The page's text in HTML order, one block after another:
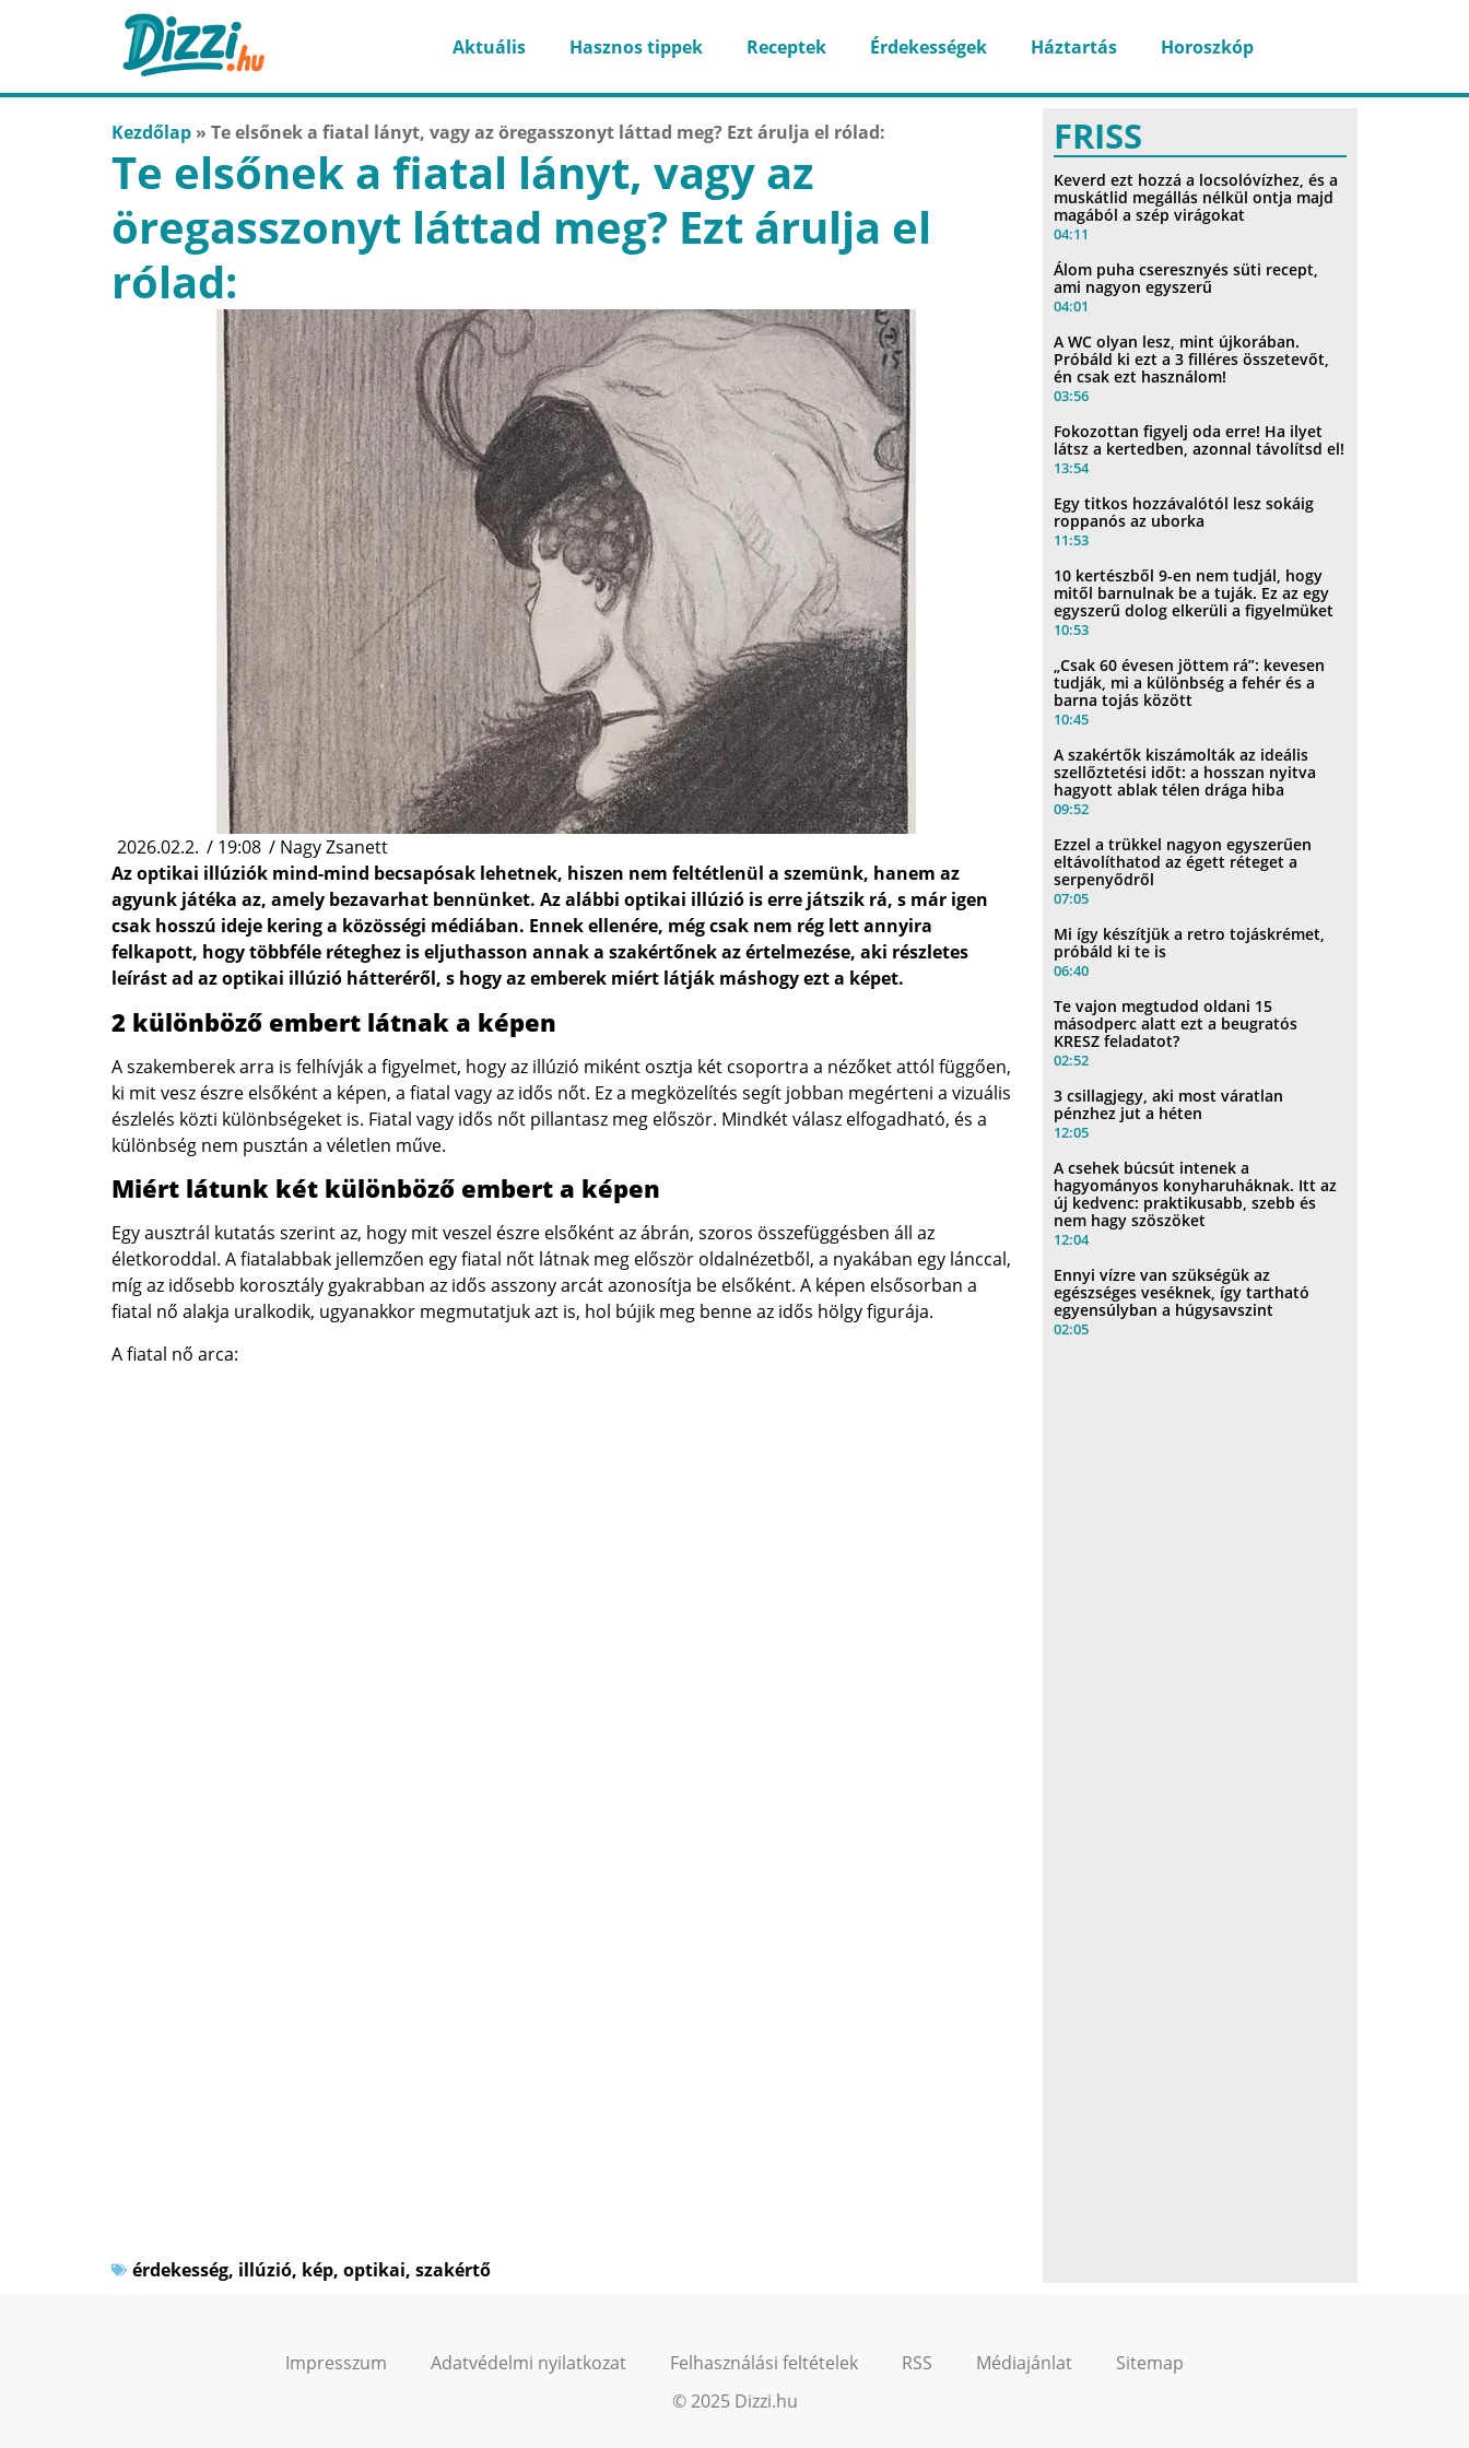
Aktuális Hasznos tippek Receptek Érdekességek Háztartás Horoszkóp
Kezdőlap » Te elsőnek a fiatal lányt, vagy az öregasszonyt láttad meg? Ezt árulja el rólad:
Te elsőnek a fiatal lányt, vagy az
öregasszonyt láttad meg? Ezt árulja el
rólad:
2026.02.2. / 19:08 / Nagy Zsanett
Az optikai illúziók mind-mind becsapósak lehetnek, hiszen nem feltétlenül a szemünk, hanem az
agyunk játéka az, amely bezavarhat bennünket. Az alábbi optikai illúzió is erre játszik rá, s már igen
csak hosszú ideje kering a közösségi médiában. Ennek ellenére, még csak nem rég lett annyira
felkapott, hogy többféle réteghez is eljuthasson annak a szakértőnek az értelmezése, aki részletes
leírást ad az optikai illúzió hátteréről, s hogy az emberek miért látják máshogy ezt a képet.
2 különböző embert látnak a képen
A szakemberek arra is felhívják a figyelmet, hogy az illúzió miként osztja két csoportra a nézőket attól függően,
ki mit vesz észre elsőként a képen, a fiatal vagy az idős nőt. Ez a megközelítés segít jobban megérteni a vizuális
észlelés közti különbségeket is. Fiatal vagy idős nőt pillantasz meg először. Mindkét válasz elfogadható, és a
különbség nem pusztán a véletlen műve.
Miért látunk két különböző embert a képen
Egy ausztrál kutatás szerint az, hogy mit veszel észre elsőként az ábrán, szoros összefüggésben áll az
életkoroddal. A fiatalabbak jellemzően egy fiatal nőt látnak meg először oldalnézetből, a nyakában egy lánccal,
míg az idősebb korosztály gyakrabban az idős asszony arcát azonosítja be elsőként. A képen elsősorban a
fiatal nő alakja uralkodik, ugyanakkor megmutatjuk azt is, hol bújik meg benne az idős hölgy figurája.
A fiatal nő arca:
érdekesség, illúzió, kép, optikai, szakértő
FRISS
Keverd ezt hozzá a locsolóvízhez, és a
muskátlid megállás nélkül ontja majd
magából a szép virágokat
04:11
Álom puha cseresznyés süti recept,
ami nagyon egyszerű
04:01
A WC olyan lesz, mint újkorában.
Próbáld ki ezt a 3 filléres összetevőt,
én csak ezt használom!
03:56
Fokozottan figyelj oda erre! Ha ilyet
látsz a kertedben, azonnal távolítsd el!
13:54
Egy titkos hozzávalótól lesz sokáig
roppanós az uborka
11:53
10 kertészből 9-en nem tudjál, hogy
mitől barnulnak be a tuják. Ez az egy
egyszerű dolog elkerüli a figyelmüket
10:53
„Csak 60 évesen jöttem rá”: kevesen
tudják, mi a különbség a fehér és a
barna tojás között
10:45
A szakértők kiszámolták az ideális
szellőztetési időt: a hosszan nyitva
hagyott ablak télen drága hiba
09:52
Ezzel a trükkel nagyon egyszerűen
eltávolíthatod az égett réteget a
serpenyődről
07:05
Mi így készítjük a retro tojáskrémet,
próbáld ki te is
06:40
Te vajon megtudod oldani 15
másodperc alatt ezt a beugratós
KRESZ feladatot?
02:52
3 csillagjegy, aki most váratlan
pénzhez jut a héten
12:05
A csehek búcsút intenek a
hagyományos konyharuháknak. Itt az
új kedvenc: praktikusabb, szebb és
nem hagy szöszöket
12:04
Ennyi vízre van szükségük az
egészséges veséknek, így tartható
egyensúlyban a húgysavszint
02:05
Impresszum Adatvédelmi nyilatkozat Felhasználási feltételek RSS Médiajánlat
Sitemap
© 2025 Dizzi.hu